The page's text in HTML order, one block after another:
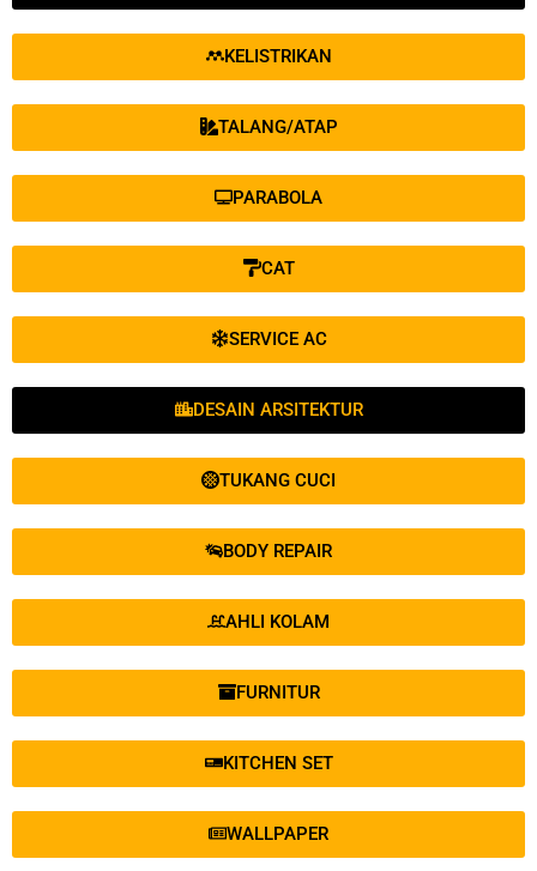
KELISTRIKAN
TALANG/ATAP
PARABOLA
CAT
SERVICE AC
DESAIN ARSITEKTUR
TUKANG CUCI
BODY REPAIR
AHLI KOLAM
FURNITUR
KITCHEN SET
WALLPAPER